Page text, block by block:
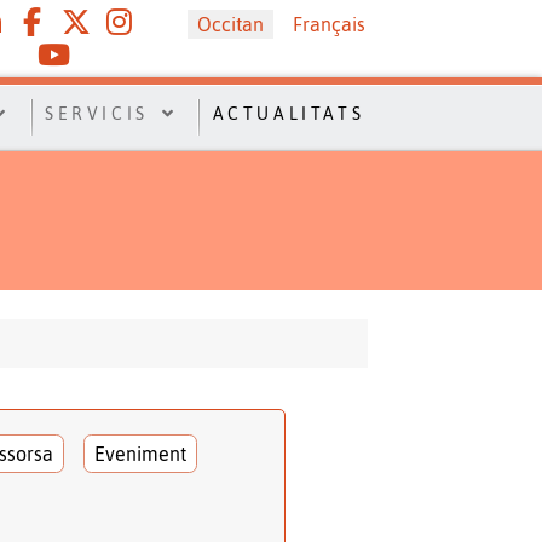
Sélectionnez votre langue
Occitan Français
SERVICIS ACTUALITATS
Eveniment